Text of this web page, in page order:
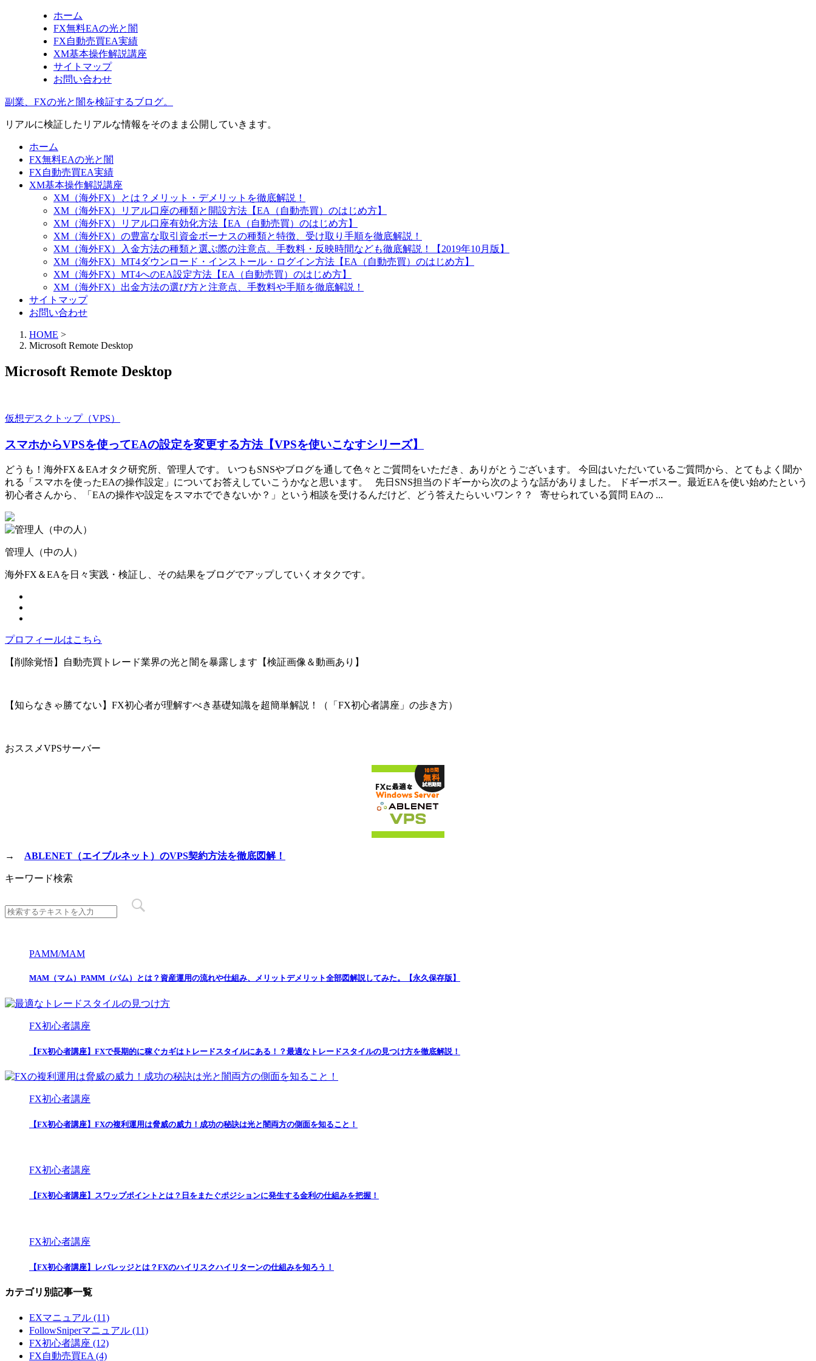
ホーム
FX無料EAの光と闇
FX自動売買EA実績
XM基本操作解説講座
サイトマップ
お問い合わせ
副業、FXの光と闇を検証するブログ。
リアルに検証したリアルな情報をそのまま公開していきます。
ホーム
FX無料EAの光と闇
FX自動売買EA実績
XM基本操作解説講座
XM（海外FX）とは？メリット・デメリットを徹底解説！
XM（海外FX）リアル口座の種類と開設方法【EA（自動売買）のはじめ方】
XM（海外FX）リアル口座有効化方法【EA（自動売買）のはじめ方】
XM（海外FX）の豊富な取引資金ボーナスの種類と特徴、受け取り手順を徹底解説！
XM（海外FX）入金方法の種類と選ぶ際の注意点。手数料・反映時間なども徹底解説！【2019年10月版】
XM（海外FX）MT4ダウンロード・インストール・ログイン方法【EA（自動売買）のはじめ方】
XM（海外FX）MT4へのEA設定方法【EA（自動売買）のはじめ方】
XM（海外FX）出金方法の選び方と注意点、手数料や手順を徹底解説！
サイトマップ
お問い合わせ
HOME >
Microsoft Remote Desktop
Microsoft Remote Desktop
仮想デスクトップ（VPS）
スマホからVPSを使ってEAの設定を変更する方法【VPSを使いこなすシリーズ】
どうも！海外FX＆EAオタク研究所、管理人です。 いつもSNSやブログを通して色々とご質問をいただき、ありがとうございます。 今回はいただいているご質問から、とてもよく聞か
れる「スマホを使ったEAの操作設定」についてお答えしていこうかなと思います。 先日SNS担当のドギーから次のような話がありました。 ドギーボスー。最近EAを使い始めたという
初心者さんから、「EAの操作や設定をスマホでできないか？」という相談を受けるんだけど、どう答えたらいいワン？？ 寄せられている質問 EAの ...
管理人（中の人）
海外FX＆EAを日々実践・検証し、その結果をブログでアップしていくオタクです。
プロフィールはこちら
【削除覚悟】自動売買トレード業界の光と闇を暴露します【検証画像＆動画あり】
【知らなきゃ勝てない】FX初心者が理解すべき基礎知識を超簡単解説！（「FX初心者講座」の歩き方）
おススメVPSサーバー
→ ABLENET（エイブルネット）のVPS契約方法を徹底図解！
キーワード検索
PAMM/MAM
MAM（マム）PAMM（パム）とは？資産運用の流れや仕組み、メリットデメリット全部図解説してみた。【永久保存版】
FX初心者講座
【FX初心者講座】FXで長期的に稼ぐカギはトレードスタイルにある！？最適なトレードスタイルの見つけ方を徹底解説！
FX初心者講座
【FX初心者講座】FXの複利運用は脅威の威力！成功の秘訣は光と闇両方の側面を知ること！
FX初心者講座
【FX初心者講座】スワップポイントとは？日をまたぐポジションに発生する金利の仕組みを把握！
FX初心者講座
【FX初心者講座】レバレッジとは？FXのハイリスクハイリターンの仕組みを知ろう！
カテゴリ別記事一覧
EXマニュアル (11)
FollowSniperマニュアル (11)
FX初心者講座 (12)
FX自動売買EA (4)